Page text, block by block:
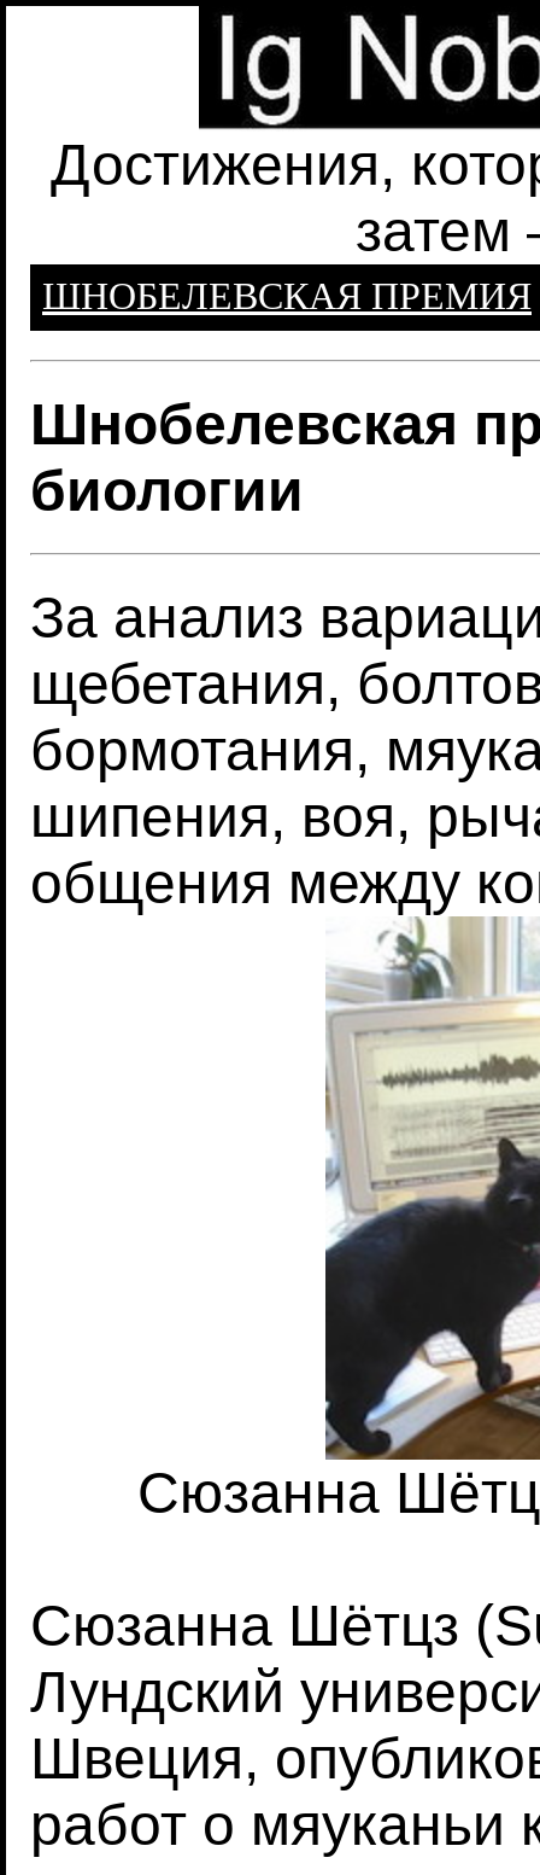
Достижения,
затем
ШНОБЕЛЕВСКАЯ ПРЕМИЯ
Шнобелевская
биологии
За анализ
щебетания,
бормотания,
шипения, воя,
общения между
Сюзанна
Сюзанна Шётцз
Лундский
Швеция,
работ о мяуканьи